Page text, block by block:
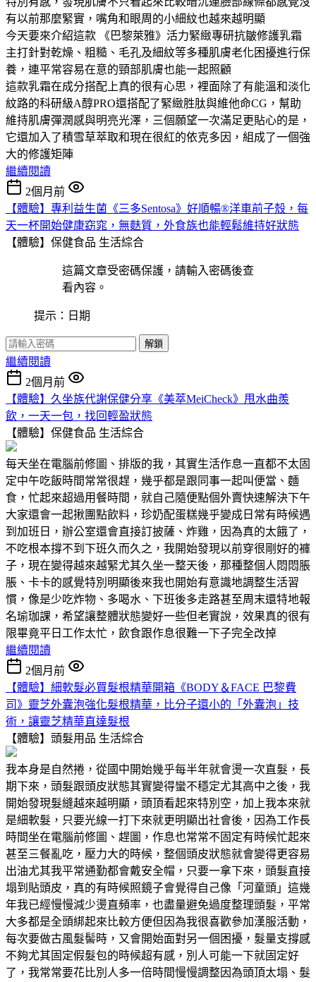
有以前那麼緊實，嘴角和眼周的小細紋也越來越明顯
今天要來介紹這款 《巴黎萊雅》活力緊緻專研抗皺修護乳霜
主打針對乾燥、粗糙、毛孔及細紋等多種肌膚老化困擾進行保
養，連平常容易在意的頸部肌膚也能一起照顧
這款乳霜在成分搭配上真的很有心思，裡面除了有能溫和淡化
紋路的科研級A醇PRO還搭配了緊緻胜肽與維他命CG，幫助
維持肌膚彈潤感與明亮光澤，三個願望一次滿足更貼心的是，
它還加入了積雪草萃取和現在很紅的依克多因，組成了一個強
大的修護矩陣
繼續閱讀
2個月前
【體驗】專利益生菌《三多Sentosa》好順暢®洋車前子殼，每
天一杯開始健康窈窕，無麩質，外食族也能輕鬆維持好狀態
【體驗】保健食品 生活綜合
這篇文章受密碼保護，請輸入密碼後查
看內容。
提示：日期
解鎖
繼續閱讀
2個月前
【體驗】久坐族代謝保健分享《美萃MeiCheck》甩水曲羨
飲，一天一包，找回輕盈狀態
【體驗】保健食品 生活綜合
每天坐在電腦前修圖、排版的我，其實生活作息一直都不太固
定中午吃飯時間常常很趕，幾乎都是跟同事一起叫便當、麵
食，忙起來超過用餐時間，就自己隨便點個外賣快速解決下午
大家還會一起揪團點飲料，珍奶配蛋糕幾乎變成日常有時候遇
到加班日，辦公室還會直接訂披薩、炸雞，因為真的太餓了，
不吃根本撐不到下班久而久之，我開始發現以前穿很剛好的褲
子，現在變得越來越緊尤其久坐一整天後，那種整個人悶悶脹
脹、卡卡的感覺特別明顯後來我也開始有意識地調整生活習
慣，像是少吃炸物、多喝水、下班後多走路甚至周末還特地報
名瑜珈課，希望讓整體狀態變好一些但老實說，效果真的很有
限畢竟平日工作太忙，飲食跟作息很難一下子完全改掉
繼續閱讀
2個月前
【體驗】細軟髮必買髮根精華開箱《BODY＆FACE 巴黎費
司》靈芝外囊泡強化髮根精華，比分子還小的「外囊泡」技
術，讓靈芝精華直達髮根
【體驗】頭髮用品 生活綜合
我本身是自然捲，從國中開始幾乎每半年就會燙一次直髮，長
期下來，頭髮跟頭皮狀態其實變得蠻不穩定尤其高中之後，我
開始發現髮縫越來越明顯，頭頂看起來特別空，加上我本來就
是細軟髮，只要光線一打下來就更明顯出社會後，因為工作長
時間坐在電腦前修圖、趕圖，作息也常常不固定有時候忙起來
甚至三餐亂吃，壓力大的時候，整個頭皮狀態就會變得更容易
出油尤其我平常通勤都會戴安全帽，只要一拿下來，頭髮直接
塌到貼頭皮，真的有時候照鏡子會覺得自己像「河童頭」這幾
年我已經慢慢減少燙直頻率，也盡量避免過度整理頭髮，平常
大多都是全頭綁起來比較方便但因為我很喜歡參加漢服活動，
每次要做古風髮髻時，又會開始面對另一個困擾，髮量支撐感
不夠尤其固定假髮包的時候超有感，別人可能一下就固定好
了，我常常要花比別人多一倍時間慢慢調整因為頭頂太塌、髮